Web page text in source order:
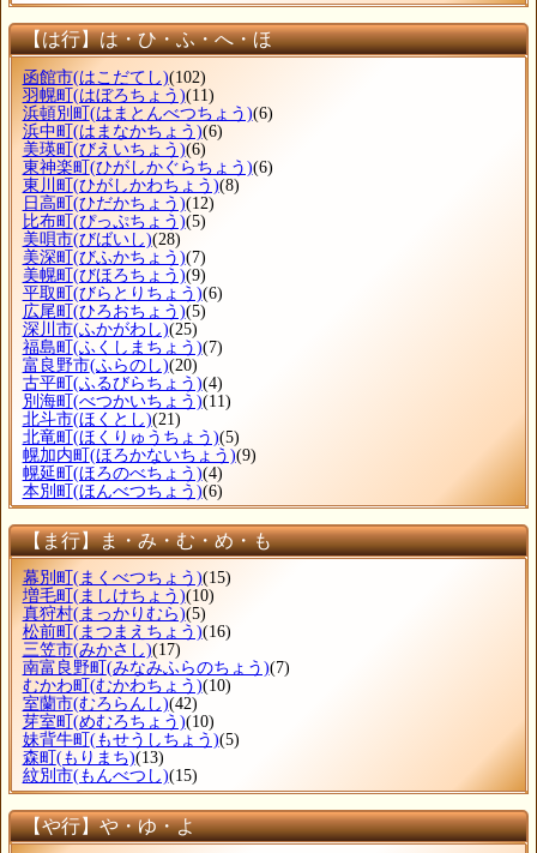
【は行】は・ひ・ふ・へ・ほ
函館市(はこだてし)(102)
羽幌町(はぼろちょう)(11)
浜頓別町(はまとんべつちょう)(6)
浜中町(はまなかちょう)(6)
美瑛町(びえいちょう)(6)
東神楽町(ひがしかぐらちょう)(6)
東川町(ひがしかわちょう)(8)
日高町(ひだかちょう)(12)
比布町(ぴっぷちょう)(5)
美唄市(びばいし)(28)
美深町(びふかちょう)(7)
美幌町(びほろちょう)(9)
平取町(びらとりちょう)(6)
広尾町(ひろおちょう)(5)
深川市(ふかがわし)(25)
福島町(ふくしまちょう)(7)
富良野市(ふらのし)(20)
古平町(ふるびらちょう)(4)
別海町(べつかいちょう)(11)
北斗市(ほくとし)(21)
北竜町(ほくりゅうちょう)(5)
幌加内町(ほろかないちょう)(9)
幌延町(ほろのべちょう)(4)
本別町(ほんべつちょう)(6)
【ま行】ま・み・む・め・も
幕別町 (まくべつちょう)(15)
増毛町 (ましけちょう)(10)
真狩村(まっかりむら)(5)
松前町 (まつまえちょう)(16)
三笠市(みかさし)(17)
南富良野町 (みなみふらのちょう)(7)
むかわ町 (むかわちょう)(10)
室蘭市(むろらんし)(42)
芽室町 (めむろちょう)(10)
妹背牛町 (もせうしちょう)(5)
森町 (もりまち)(13)
紋別市(もんべつし)(15)
【や行】や・ゆ・よ